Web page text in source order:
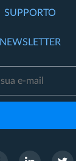
SUPPORTO
NEWSLETTER